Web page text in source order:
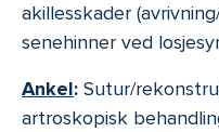
akillesskader
senehinner ved
Ankel: Sutur/
artroskopisk